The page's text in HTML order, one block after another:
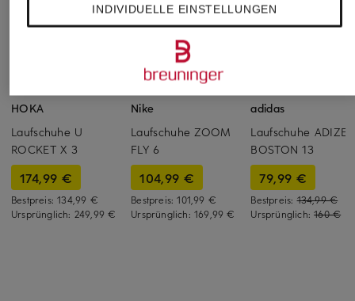
HOKA
Laufschuhe U
ROCKET X 3
174,99 €
Bestpreis:134,99 €
Ursprünglich: 249,99 €
+Aktionsrabatt
Nike
Laufschuhe ZOOM
FLY 6
104,99 €
Bestpreis:101,99 €
Ursprünglich: 169,99 €
adidas
Laufschuhe
BOSTON 13
79,99 €
Bestpreis:134,99 €
Ursprünglich:160 €
INDIVIDUELLE EINSTELLUNGEN